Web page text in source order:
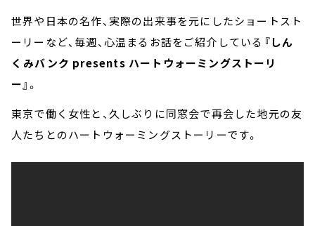
世界や日本の名作、実際の出来事を元にしたショートスト
ーリーなど、毎週、心温まるお話をご紹介している 『しん
くみバンク presents ハートウォーミングストーリ
ー』。
東京で働く女性と、久しぶりに同窓会で再会した地元の友
人たちとのハートウォーミングストーリーです。